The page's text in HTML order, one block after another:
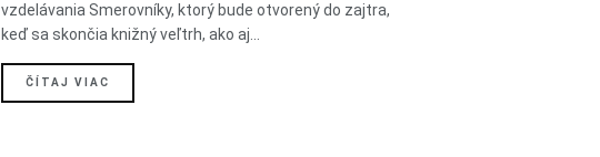
vzdelávania Smerovníky, ktorý bude otvorený do zajtra,
keď sa skončia knižný veľtrh, ako aj...
ČÍTAJ VIAC